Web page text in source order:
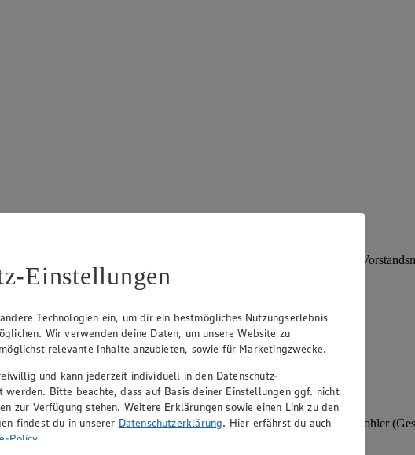
Ulf-U. Plath (Vorstandsmitglied), Stephan Wohler
(Geschäftsführer), Ulf-U. Plath (Geschäftsführer), Stephan Wohler
Einstellungen
Technologien ein, um dir ein bestmögliches Nutzungserlebnis
Wir verwenden deine Daten, um unsere Website zu
relevante Inhalte anzubieten, sowie für Marketingzwecke.
und kann jederzeit individuell in den Datenschutz-
werden. Bitte beachte, dass auf Basis deiner Einstellungen ggf. nicht
zur Verfügung stehen. Weitere Erklärungen sowie einen Link zu den
findest du in unserer Datenschutzerklärung. Hier erfährst du auch
Policy.